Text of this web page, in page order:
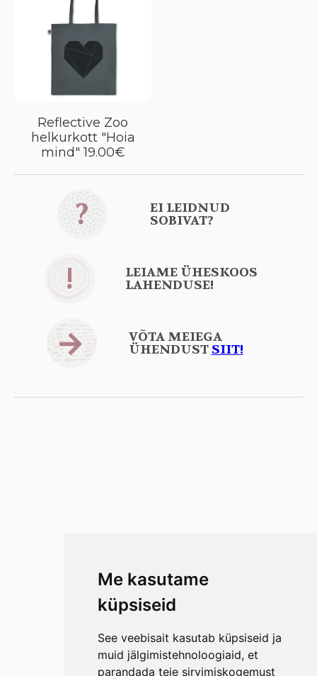
Me kasutame
küpsiseid
See veebisait kasutab küpsiseid ja
muid jälgimistehnoloogiaid, et
parandada teie sirvimiskogemust
Reflective Zoo
helkurkott "Hoia
mind" 19.00€
? EI LEIDNUD
SOBIVAT?
! LEIAME ÜHESKOOS
LAHENDUSE!
VÕTA MEIEGA
ÜHENDUST SIIT!